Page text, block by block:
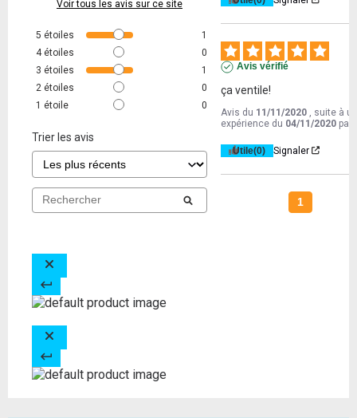
Voir tous les avis sur ce site
5 étoiles
1
4 étoiles
0
3 étoiles
1
2 étoiles
0
1 étoile 0
Trier les avis
Avis vérifié
ça ventile!
Avis du 11/11/2020
, suite à
expérience du 04/11/2020 par
Utile(0) Signaler
1